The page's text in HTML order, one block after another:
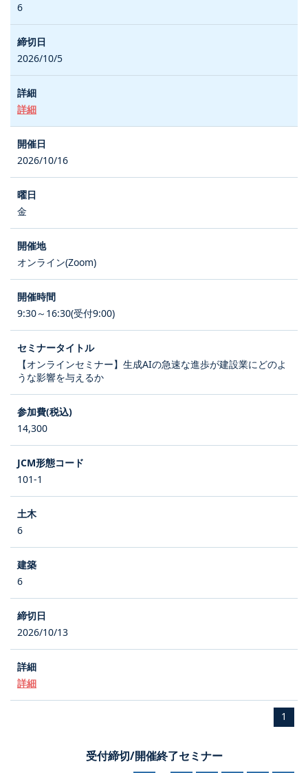
6
2026/10/5
詳細
2026/10/16
金
オンライン(Zoom)
9:30～16:30(受付9:00)
【オンラインセミナー】生成AIの急速な進歩が建設業にどのよ
うな影響を与えるか
14,300
101-1
6
6
2026/10/13
詳細
1
受付締切/開催終了セミナー